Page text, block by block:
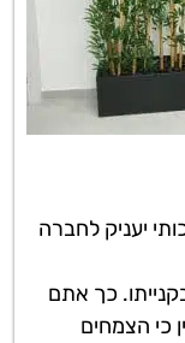
יעניק לחברה
כך אתם
כי הצמחים